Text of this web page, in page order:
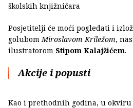
školskih knjižničara
Posjetitelji će moći pogledati i
golubom Miroslavom Kriležom,
ilustratorom Stipom Kalajžićem.
Akcije i popusti
Kao i prethodnih godina, u okviru